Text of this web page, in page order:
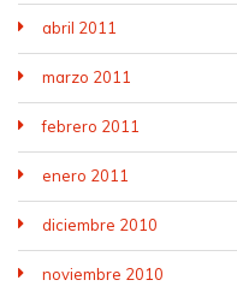
abril 2011
marzo 2011
febrero 2011
enero 2011
diciembre 2010
noviembre 2010